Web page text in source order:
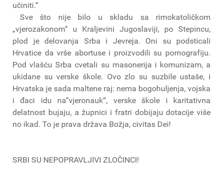
učiniti.“
Sve što nije bilo u skladu sa rimokatoličkom
„vjerozakonom“ u Kraljevini Jugoslaviji, po Stepincu,
plod je delovanja Srba i Jevreja. Oni su podsticali
Hrvatice da vrše abortuse i proizvodili su pornografiju.
Pod vlašću Srba cvetali su masonerija i komunizam, a
ukidane su verske škole. Ovo zlo su suzbile ustaše, i
Hrvatska je sada maltene raj: nema bogohuljenja, vojska
i đaci idu na“vjeronauk“, verske škole i karitativna
delatnost bujaju, a župnici i fratri dobijaju dotacije više
no ikad. To je prava država Božja, civitas Dei!
SRBI SU NEPOPRAVLJIVI ZLOČINCI!